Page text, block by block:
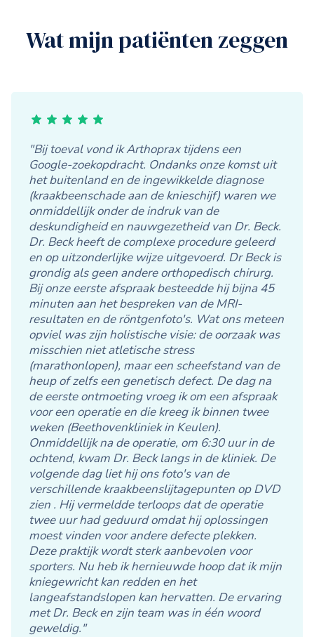
Wat mijn patiënten zeggen
"Bij toeval vond ik Arthoprax tijdens een
Google-zoekopdracht. Ondanks onze komst uit
het buitenland en de ingewikkelde diagnose
(kraakbeenschade aan de knieschijf) waren we
onmiddellijk onder de indruk van de
deskundigheid en nauwgezetheid van Dr. Beck.
Dr. Beck heeft de complexe procedure geleerd
en op uitzonderlijke wijze uitgevoerd. Dr Beck is
grondig als geen andere orthopedisch chirurg.
Bij onze eerste afspraak besteedde hij bijna 45
minuten aan het bespreken van de MRI-
resultaten en de röntgenfoto's. Wat ons meteen
opviel was zijn holistische visie: de oorzaak was
misschien niet atletische stress
(marathonlopen), maar een scheefstand van de
heup of zelfs een genetisch defect. De dag na
de eerste ontmoeting vroeg ik om een afspraak
voor een operatie en die kreeg ik binnen twee
weken (Beethovenkliniek in Keulen).
Onmiddellijk na de operatie, om 6:30 uur in de
ochtend, kwam Dr. Beck langs in de kliniek. De
volgende dag liet hij ons foto's van de
verschillende kraakbeenslijtagepunten op DVD
zien . Hij vermeldde terloops dat de operatie
twee uur had geduurd omdat hij oplossingen
moest vinden voor andere defecte plekken.
Deze praktijk wordt sterk aanbevolen voor
sporters. Nu heb ik hernieuwde hoop dat ik mijn
kniegewricht kan redden en het
langeafstandslopen kan hervatten. De ervaring
met Dr. Beck en zijn team was in één woord
geweldig."